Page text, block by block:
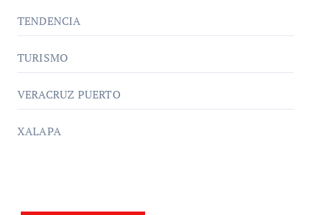
TENDENCIA
TURISMO
VERACRUZ PUERTO
XALAPA